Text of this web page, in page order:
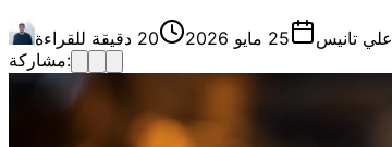
علي تانيس 25 مايو 2026
20 دقيقة للقراءة
مشاركة: